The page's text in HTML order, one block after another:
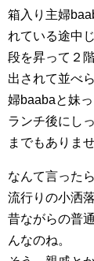
箱入り主婦
れている途中
段を昇って２
出されて並べ
婦baabaと妹っ
ランチ後にし
までもありま
なんて言った
流行りの小洒
昔ながらの普
んなのね。